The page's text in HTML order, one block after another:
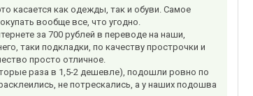
касается как одежды, так и обуви. Самое
вообще все, что угодно.
за 700 рублей в переводе на наши,
таки подкладки, по качеству прострочки и
просто отличное.
раза в 1,5-2 дешевле), подошли ровно по
не потрескались, а у наших подошва